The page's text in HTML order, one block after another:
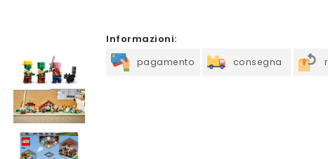
Informazioni:
pagamento consegna